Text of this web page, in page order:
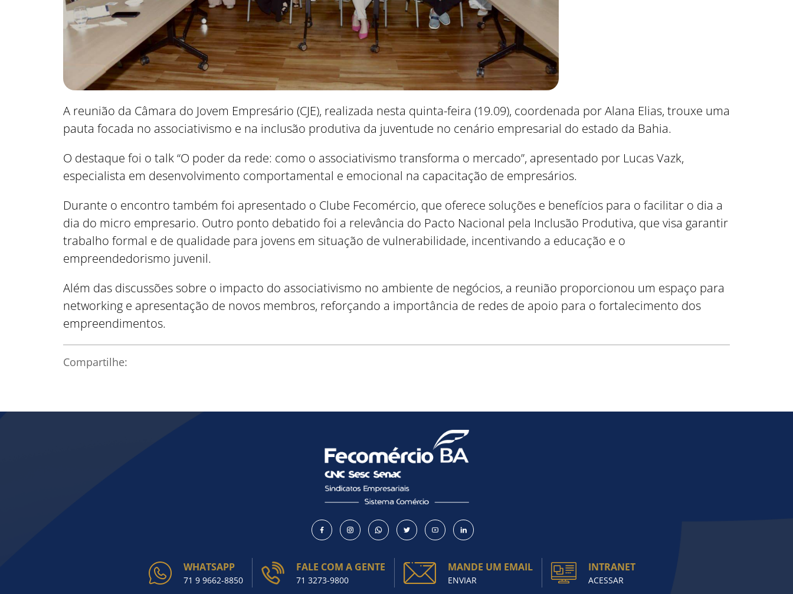
Como utilizar
A reunião da Câmara do Jovem Empresário (CJE), realizada nesta quinta-feira (19.09), coordenada por Alana Elias, trouxe uma
pauta focada no associativismo e na inclusão produtiva da juventude no cenário empresarial do estado da Bahia.
O destaque foi o talk “O poder da rede: como o associativismo transforma o mercado”, apresentado por Lucas Vazk,
especialista em desenvolvimento comportamental e emocional na capacitação de empresários.
Durante o encontro também foi apresentado o Clube Fecomércio, que oferece soluções e benefícios para o facilitar o dia a
dia do micro empresario. Outro ponto debatido foi a relevância do Pacto Nacional pela Inclusão Produtiva, que visa garantir
trabalho formal e de qualidade para jovens em situação de vulnerabilidade, incentivando a educação e o
empreendedorismo juvenil.
Além das discussões sobre o impacto do associativismo no ambiente de negócios, a reunião proporcionou um espaço para
networking e apresentação de novos membros, reforçando a importância de redes de apoio para o fortalecimento dos
empreendimentos.
Compartilhe:
WHATSAPP
71 9 9662-8850
FALE COM A GENTE
71 3273-9800
MANDE UM EMAIL
ENVIAR
INTRANET
ACESSAR